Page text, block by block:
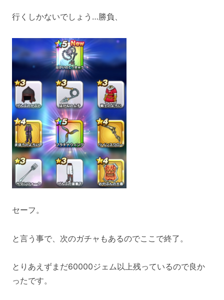
行くしかないでしょう…勝負、
セーフ。
と言う事で、次のガチャもあるのでここで終了。
とりあえずまだ60000ジェム以上残っているので良か
ったです。